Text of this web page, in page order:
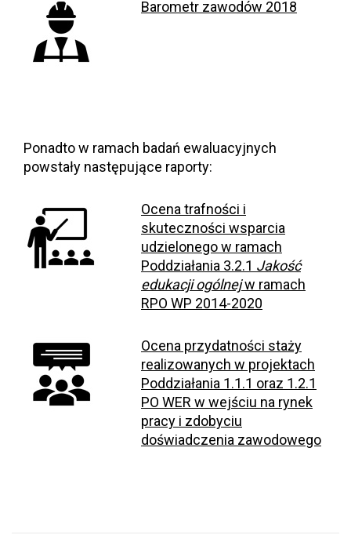
Barometr zawodów 2018
Ponadto w ramach badań ewaluacyjnych
powstały następujące raporty:
Ocena trafności i
skuteczności wsparcia
udzielonego w ramach
Poddziałania 3.2.1 Jakość
edukacji ogólnejw ramach
RPO WP 2014-2020
Ocena przydatności staży
realizowanych w projektach
Poddziałania 1.1.1 oraz 1.2.1
PO WER w wejściu na rynek
pracy i zdobyciu
doświadczenia zawodowego